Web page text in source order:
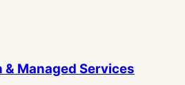
Managed Services